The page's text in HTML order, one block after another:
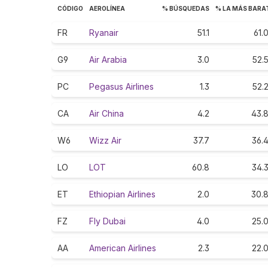
CÓDIGO AEROLÍNEA % BÚSQUEDAS % LA MÁS
FR Ryanair 51.1 61.0
G9 Air Arabia 3.0 52.5
PC Pegasus Airlines 1.3 52.2
CA Air China 4.2 43.8
W6 Wizz Air 37.7 36.4
LO LOT 60.8 34.3
ET Ethiopian Airlines 2.0 30.8
FZ Fly Dubai 4.0 25.0
AA American Airlines 2.3 22.0